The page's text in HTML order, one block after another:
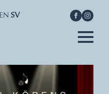
EN SV